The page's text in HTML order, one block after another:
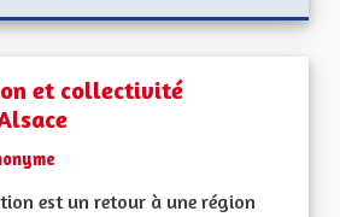
et collectivité
est un retour à une région